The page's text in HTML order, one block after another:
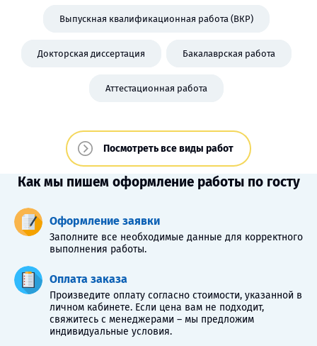
Выпускная квалификационная работа (ВКР)
Докторская диссертация Бакалаврская работа
Аттестационная работа
Посмотреть все виды работ
Как мы пишем оформление работы по госту
Оформление заявки
Заполните все необходимые данные для корректного
выполнения работы.
Оплата заказа
Произведите оплату согласно стоимости, указанной в
личном кабинете. Если цена вам не подходит,
свяжитесь с менеджерами – мы предложим
индивидуальные условия.